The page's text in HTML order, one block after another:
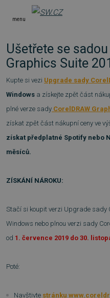
menu
Ušetřete se
Graphics Suite
Kupte si vezi Upgrade sady
Windows a získejte zpět část
plné verze sady CorelDRAW
získat zpět část nákupní ceny ve
získat předplatné Spotify nebo
měsíců.
ZÍSKÁNÍ NÁROKU:
Stačí si koupit verzi Upgrade sady
Windows nebo plnou verzi sady
od 1. července 2019 do 30.
Poté:
Navštivte stránku